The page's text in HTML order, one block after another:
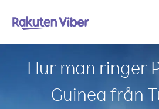
Hur man ringer
Guinea från